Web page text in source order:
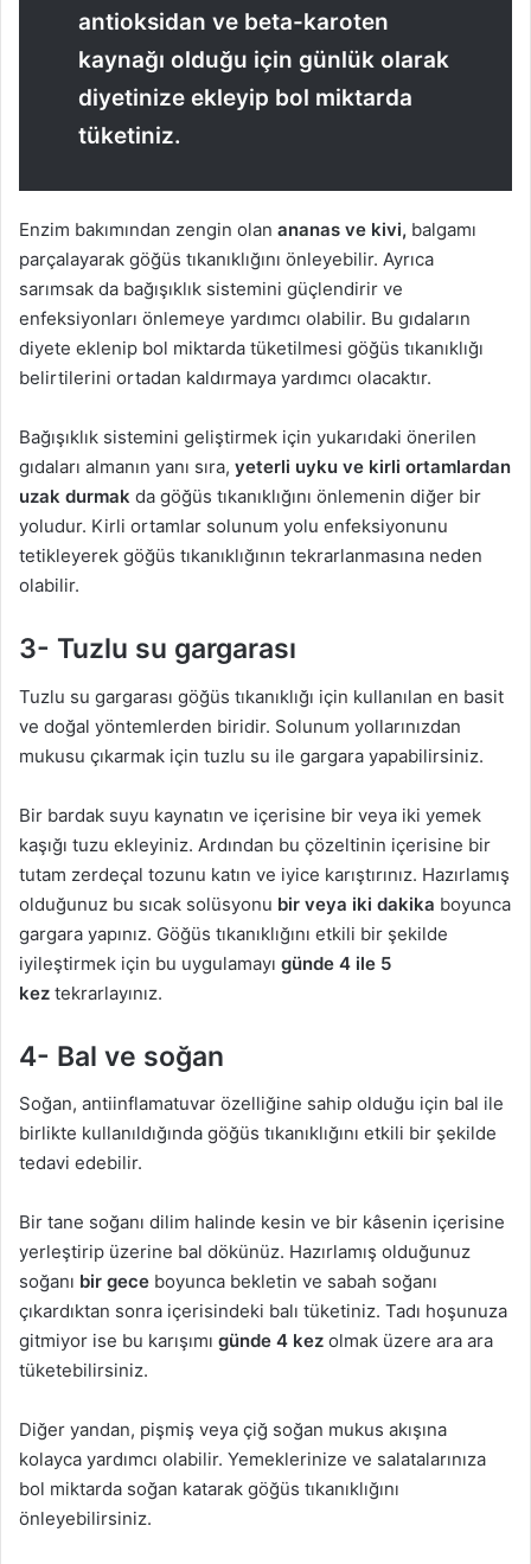
antioksidan ve beta-karoten
kaynağı olduğu için günlük olarak
diyetinize ekleyip bol miktarda
tüketiniz.
Enzim bakımından zengin olan ananas ve kivi, balgamı
parçalayarak göğüs tıkanıklığını önleyebilir. Ayrıca
sarımsak da bağışıklık sistemini güçlendirir ve
enfeksiyonları önlemeye yardımcı olabilir. Bu gıdaların
diyete eklenip bol miktarda tüketilmesi göğüs tıkanıklığı
belirtilerini ortadan kaldırmaya yardımcı olacaktır.
Bağışıklık sistemini geliştirmek için yukarıdaki önerilen
gıdaları almanın yanı sıra, yeterli uyku ve kirli ortamlardan
uzak durmak da göğüs tıkanıklığını önlemenin diğer bir
yoludur. Kirli ortamlar solunum yolu enfeksiyonunu
tetikleyerek göğüs tıkanıklığının tekrarlanmasına neden
olabilir.
3- Tuzlu su gargarası
Tuzlu su gargarası göğüs tıkanıklığı için kullanılan en basit
ve doğal yöntemlerden biridir. Solunum yollarınızdan
mukusu çıkarmak için tuzlu su ile gargara yapabilirsiniz.
Bir bardak suyu kaynatın ve içerisine bir veya iki yemek
kaşığı tuzu ekleyiniz. Ardından bu çözeltinin içerisine bir
tutam zerdeçal tozunu katın ve iyice karıştırınız. Hazırlamış
olduğunuz bu sıcak solüsyonu bir veya iki dakika boyunca
gargara yapınız. Göğüs tıkanıklığını etkili bir şekilde
iyileştirmek için bu uygulamayı günde 4 ile 5
kez tekrarlayınız.
4- Bal ve soğan
Soğan, antiinflamatuvar özelliğine sahip olduğu için bal ile
birlikte kullanıldığında göğüs tıkanıklığını etkili bir şekilde
tedavi edebilir.
Bir tane soğanı dilim halinde kesin ve bir kâsenin içerisine
yerleştirip üzerine bal dökünüz. Hazırlamış olduğunuz
soğanı bir gece boyunca bekletin ve sabah soğanı
çıkardıktan sonra içerisindeki balı tüketiniz. Tadı hoşunuza
gitmiyor ise bu karışımı günde 4 kez olmak üzere ara ara
tüketebilirsiniz.
Diğer yandan, pişmiş veya çiğ soğan mukus akışına
kolayca yardımcı olabilir. Yemeklerinize ve salatalarınıza
bol miktarda soğan katarak göğüs tıkanıklığını
önleyebilirsiniz.